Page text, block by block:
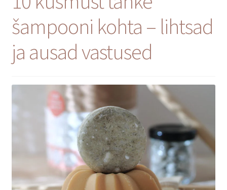
Privaatsuspoliitika
Müügitingimused
šampooni kohta – lihtsad
ja ausad vastused